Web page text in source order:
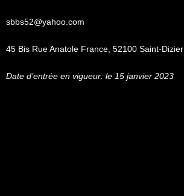
sbbs52@yahoo.com
45 Bis Rue Anatole France, 52100 Saint-Dizier
Date d’entrée en vigueur: le 15 janvier 2023